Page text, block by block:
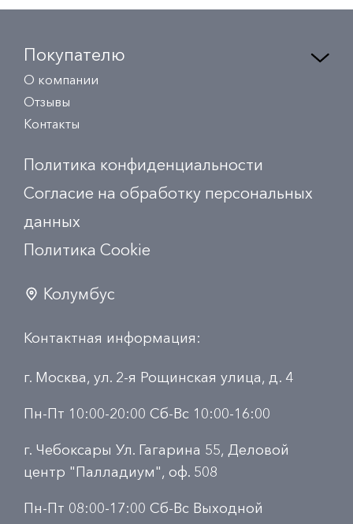
Покупателю
О компании
Отзывы
Контакты
Политика конфиденциальности
Согласие на обработку персональных
данных
Политика Сookie
Колумбус
Контактная информация:
г. Москва, ул. 2-я Рощинская улица, д. 4
Пн-Пт 10:00-20:00 Сб-Вс 10:00-16:00
г. Чебоксары Ул. Гагарина 55, Деловой
центр "Палладиум", оф. 508
Пн-Пт 08:00-17:00 Сб-Вс Выходной